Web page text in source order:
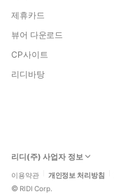
제휴카드
뷰어 다운로드
CP사이트
리디바탕
리디(주) 사업자 정보
이용약관 개인정보 처리방침
© RIDI Corp.